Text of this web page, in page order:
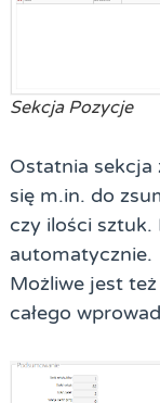
Sekcja Pozycje
Ostatnia sekcja
się m.in. do
czy ilości sztuk.
automatycznie.
Możliwe jest
całego